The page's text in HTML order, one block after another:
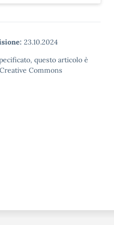
23.10.2024
questo articolo è
Commons